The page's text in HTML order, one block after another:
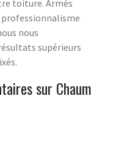
toiture. Armés
professionnalisme
nous
supérieurs
sur Chaum